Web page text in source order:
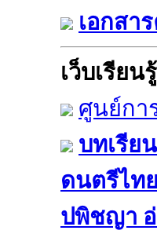
เอกสา
เว็บเรียนรู้
ศูนย์กา
บทเรีย
ดนตรีไท
ปพิชญา​ อ่